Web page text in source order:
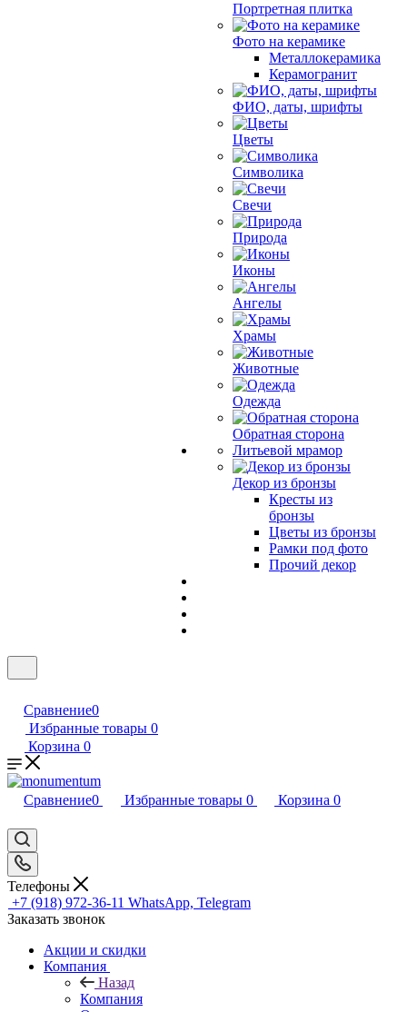
Портретная плитка
Фото на керамике
Металлокерамика
Керамогранит
ФИО, даты, шрифты
Цветы
Символика
Свечи
Природа
Иконы
Ангелы
Храмы
Животные
Одежда
Обратная сторона
Литьевой мрамор
Декор из бронзы
Кресты из
бронзы
Цветы из бронзы
Рамки под фото
Прочий декор
Сравнение0
Избранные товары 0
Корзина 0
Сравнение0 Избранные товары 0 Корзина 0
Телефоны
+7 (918) 972-36-11 WhatsApp, Telegram
Заказать звонок
Акции и скидки
Компания
Назад
Компания